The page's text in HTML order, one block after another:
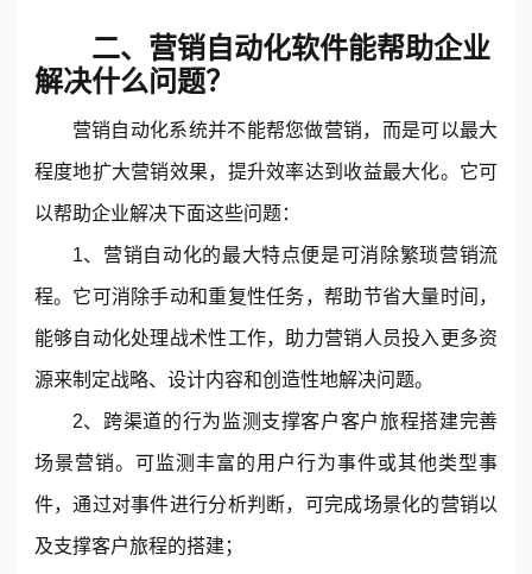
二、营销自动化软件能帮助企业
解决什么问题？
营销自动化系统并不能帮您做营销，而是可以最大
程度地扩大营销效果，提升效率达到收益最大化。它可
以帮助企业解决下面这些问题：
1、营销自动化的最大特点便是可消除繁琐营销流
程。它可消除手动和重复性任务，帮助节省大量时间，
能够自动化处理战术性工作，助力营销人员投入更多资
源来制定战略、设计内容和创造性地解决问题。
2、跨渠道的行为监测支撑客户客户旅程搭建完善
场景营销。可监测丰富的用户行为事件或其他类型事
件，通过对事件进行分析判断，可完成场景化的营销以
及支撑客户旅程的搭建；